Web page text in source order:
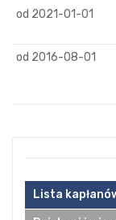
od 2021-01-01
od 2016-08-01
Lista